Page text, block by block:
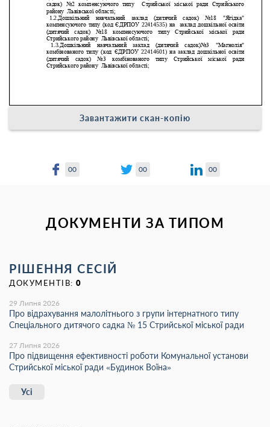
Завантажити скан-копію
00 00 00
ДОКУМЕНТИ ЗА ТИПОМ
РІШЕННЯ СЕСІЙ
ДОКУМЕНТІВ: 0
29 Липня 2026
Про відрахування малолітнього з групи інтернатного типу
Спеціального дитячого садка № 15 Стрийської міської ради
27 Липня 2026
Про підвищення ефективності роботи Комунальної установи
Стрийської міської ради «Будинок Воїна»
Усі